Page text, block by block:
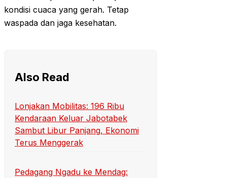
kondisi cuaca yang gerah. Tetap
waspada dan jaga kesehatan.
Also Read
Lonjakan Mobilitas: 196 Ribu
Kendaraan Keluar Jabotabek
Sambut Libur Panjang, Ekonomi
Terus Menggerak
Pedagang Ngadu ke Mendag: